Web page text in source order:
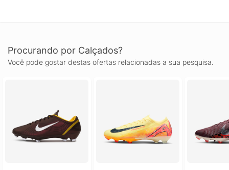
Procurando por Calçados?
Você pode gostar destas ofertas relacionadas a sua pesquisa.